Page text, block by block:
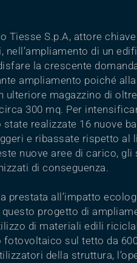
Tiesse S.p.A, attore
di un
la crescente
ampliamento poiché
ulteriore magazzino di
300 mq. Per
realizzate 16 nuove
e ribassate rispetto al
nuove aree di carico, gli
di conseguenza.
prestata all’impatto
progetto di
di materiali edili
fotovoltaico sul tetto da
della struttura,